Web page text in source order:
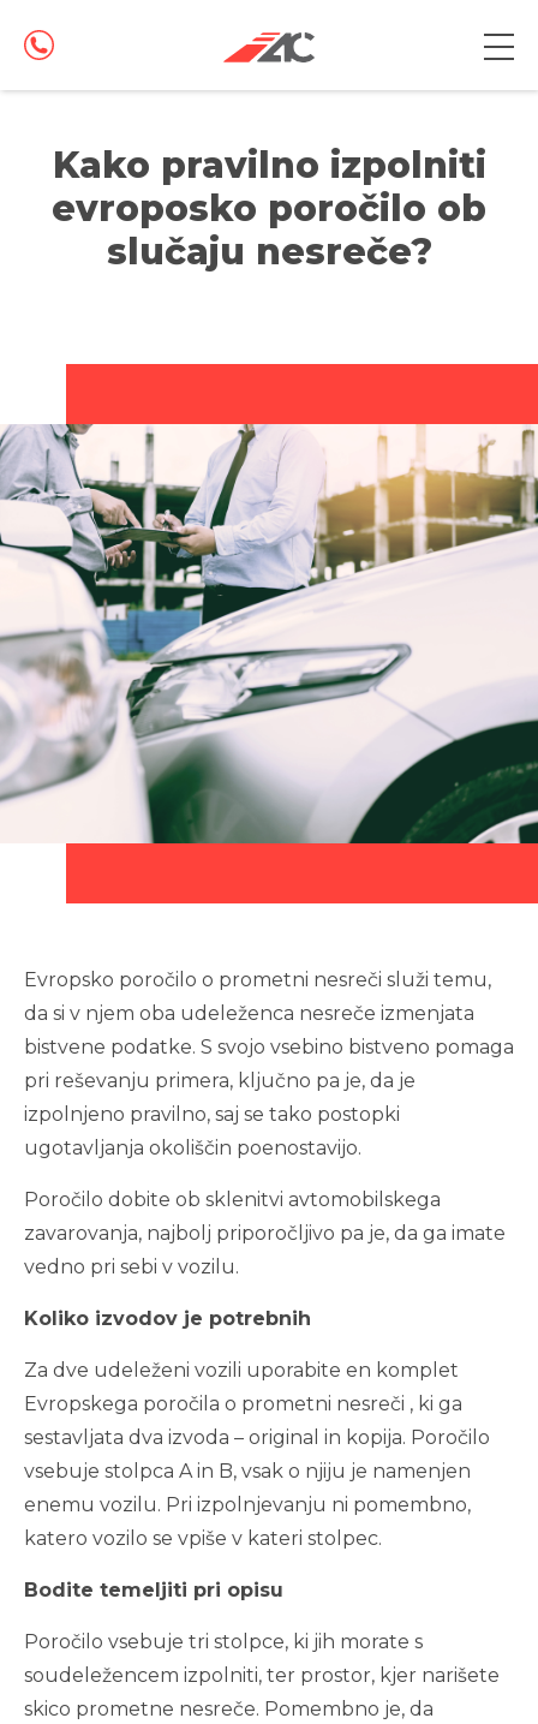
Kako pravilno izpolniti
evroposko poročilo ob
slučaju nesreče?
Evropsko poročilo o prometni nesreči služi temu,
da si v njem oba udeleženca nesreče izmenjata
bistvene podatke. S svojo vsebino bistveno pomaga
pri reševanju primera, ključno pa je, da je
izpolnjeno pravilno, saj se tako postopki
ugotavljanja okoliščin poenostavijo.
Poročilo dobite ob sklenitvi avtomobilskega
zavarovanja, najbolj priporočljivo pa je, da ga imate
vedno pri sebi v vozilu.
Koliko izvodov je potrebnih
Za dve udeleženi vozili uporabite en komplet
Evropskega poročila o prometni nesreči , ki ga
sestavljata dva izvoda – original in kopija. Poročilo
vsebuje stolpca A in B, vsak o njiju je namenjen
enemu vozilu. Pri izpolnjevanju ni pomembno,
katero vozilo se vpiše v kateri stolpec.
Bodite temeljiti pri opisu
Poročilo vsebuje tri stolpce, ki jih morate s
soudeležencem izpolniti, ter prostor, kjer narišete
skico prometne nesreče. Pomembno je, da